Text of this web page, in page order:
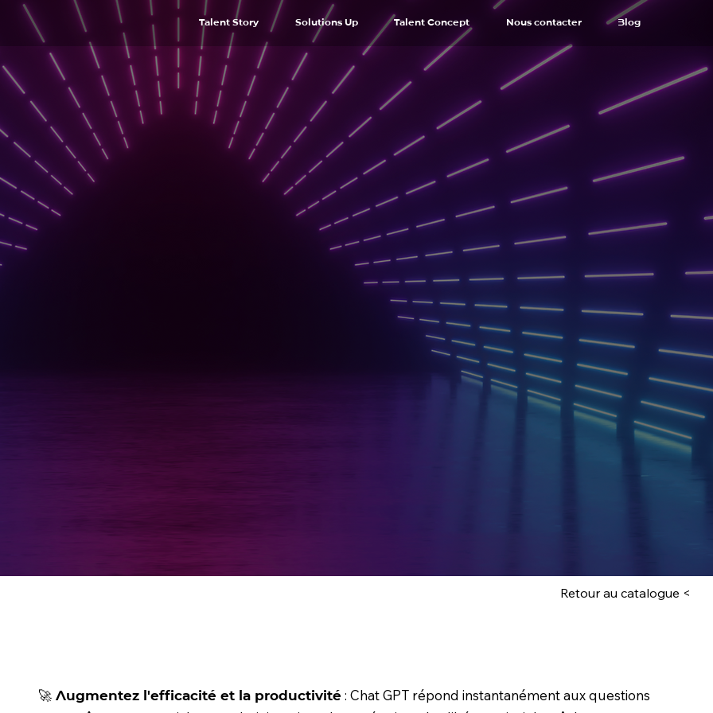
Talent Story Solutions Up Talent Concept Nous contacter Blog
Domptez
ChatGPT
pour
booster vos
ventes 💼
Retour au catalogue <
🚀 Augmentez l'efficacité et la productivité : Chat GPT répond instantanément aux questions